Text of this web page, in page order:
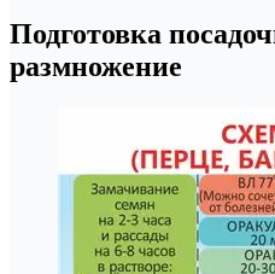
Подготовка
размножение